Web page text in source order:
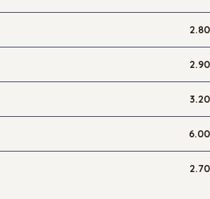
2.80
2.90
3.20
6.00
2.70